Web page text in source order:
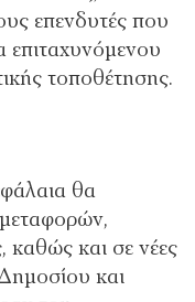
επενδυτές που
επιταχυνόμενου
τοποθέτησης.
θα
καθώς και σε νέες
και